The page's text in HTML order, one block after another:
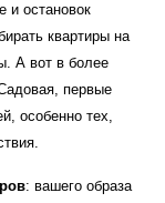
и остановок
квартиры на
А вот в более
первые
особенно тех,
: вашего образа